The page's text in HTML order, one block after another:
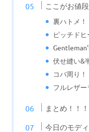
ここがお値
裏ハトメ！
ピッチドヒ
伏せ縫い&
コバ周り！
フルレザー
まとめ！！！
今日のモデ